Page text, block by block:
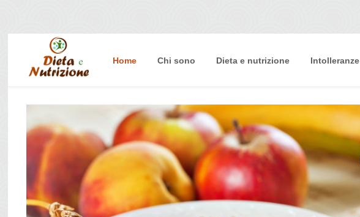
Intolleranze
Terapie Naturali
Home Chi sono Dieta e nutrizione Intolleranze